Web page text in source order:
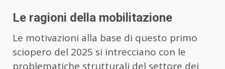
Le ragioni della mobilitazione
Le motivazioni alla base di questo primo
sciopero del 2025 si intrecciano con le
problematiche strutturali del settore dei